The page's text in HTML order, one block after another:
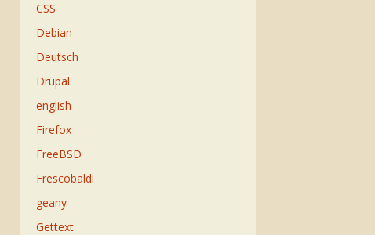
CSS
Debian
Deutsch
Drupal
english
Firefox
FreeBSD
Frescobaldi
geany
Gettext